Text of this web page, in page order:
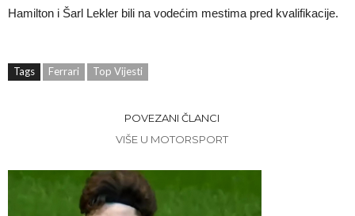
Hamilton i Šarl Lekler bili na vodećim mestima pred kvalifikacije.
Tags Ferrari Top Vijesti
POVEZANI ČLANCI
VIŠE U MOTORSPORT